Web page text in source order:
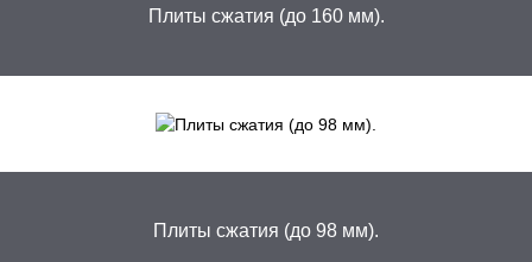
Плиты сжатия (до 160 мм).
Плиты сжатия (до 98 мм).